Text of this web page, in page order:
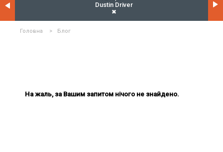
Dustin Driver
✖
Головна > Блог
На жаль, за Вашим запитом нічого не знайдено.